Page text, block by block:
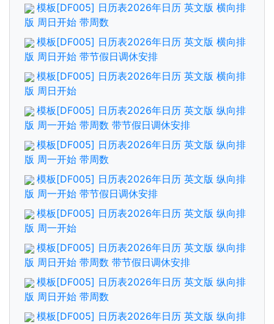
模板[DF005] 日历表2026年日历 英文版 横向排
版 周日开始 带周数
模板[DF005] 日历表2026年日历 英文版 横向排
版 周日开始 带节假日调休安排
模板[DF005] 日历表2026年日历 英文版 横向排
版 周日开始
模板[DF005] 日历表2026年日历 英文版 纵向排
版 周一开始 带周数 带节假日调休安排
模板[DF005] 日历表2026年日历 英文版 纵向排
版 周一开始 带周数
模板[DF005] 日历表2026年日历 英文版 纵向排
版 周一开始 带节假日调休安排
模板[DF005] 日历表2026年日历 英文版 纵向排
版 周一开始
模板[DF005] 日历表2026年日历 英文版 纵向排
版 周日开始 带周数 带节假日调休安排
模板[DF005] 日历表2026年日历 英文版 纵向排
版 周日开始 带周数
模板[DF005] 日历表2026年日历 英文版 纵向排